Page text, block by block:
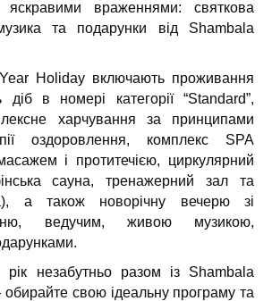
яскравими враженнями: святкова
та подарунки від Shambala
Holiday включають проживання
діб в номері категорії “Standard”,
харчування за принципами
оздоровлення, комплекс SPA
і протитечією, циркулярний
сауна, тренажерний зал та
а також новорічну вечерю зі
ведучим, живою музикою,
рік незабутньо разом із Shambala
свою ідеальну програму та